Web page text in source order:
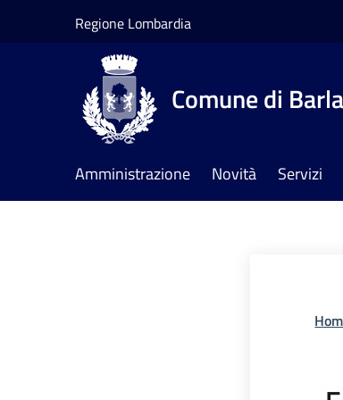
Regione Lombardia
Comune di
Amministrazione Novità Servizi